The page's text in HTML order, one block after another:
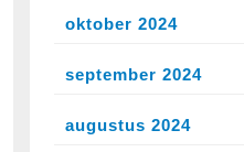
oktober 2024
september 2024
augustus 2024